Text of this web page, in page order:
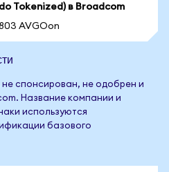
Tokenized) в Broadcom
AVGOon
спонсирован, не одобрен и
Название компании и
используются
базового